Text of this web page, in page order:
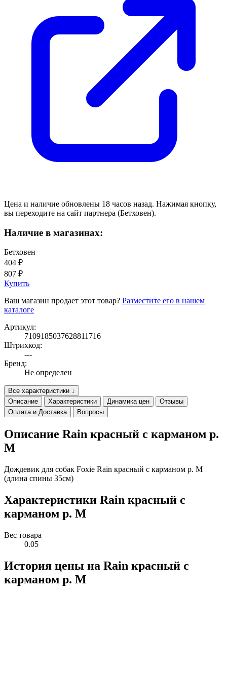
Цена и наличие обновлены 18 часов назад. Нажимая кнопку,
вы переходите на сайт партнера (Бетховен).
Наличие в магазинах:
Бетховен
404 ₽
807 ₽
Купить
Ваш магазин продает этот товар? Разместите его в нашем
каталоге
Артикул:
7109185037628811716
Штрихкод:
---
Бренд:
Не определен
Все характеристики ↓
Описание
Характеристики Динамика цен
Отзывы
Оплата и Доставка
Вопросы
Описание Rain красный с карманом р.
M
Дождевик для собак Foxie Rain красный с карманом р. M
(длина спины 35см)
Характеристики Rain красный с
карманом р. M
Вес товара
0.05
История цены на Rain красный с
карманом р. M